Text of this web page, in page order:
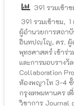
391 รวมเข้า
391 รวมเข้าชม,
ผู้อำนวยการสถา
อินฺทปญฺโญ, ดร. ผู้
พุทธศาสตร์ เข้าร่
และการมอบรางวั
Collaboration
ห้องพญาไท 3-4 ชั้
กรุงเทพมหานคร
วิชาการ Journal